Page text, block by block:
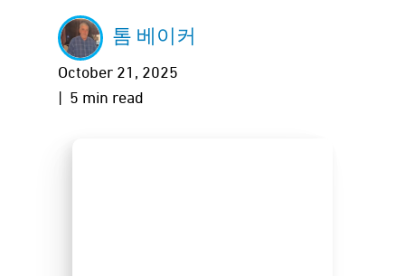
톰 베이커
October 21, 2025
| 5 min read